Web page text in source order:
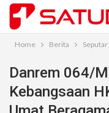
Home Berita
Danrem 064/
Kebangsaan